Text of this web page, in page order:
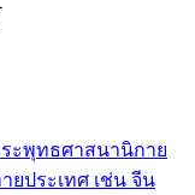
ะพุทธศาสนานิกาย
ประเทศ เช่น จีน